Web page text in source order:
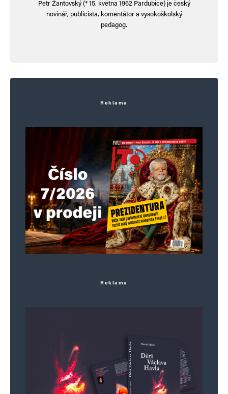
Webová stránka
Uložit do prohlížeče jméno, e-mail a webovou stránku pro budoucí
komentáře.
Informujte mě o nových komentářích e-mailem.
Petr Žantovský (* 15. května 1962 Pardubice) je český
novinář, publicista, komentátor a vysokoškolský
pedagog.
Reklama
Reklama